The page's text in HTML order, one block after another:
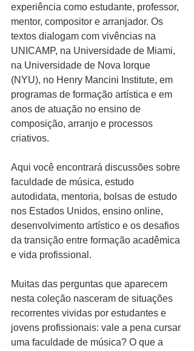
experiência como estudante, professor,
mentor, compositor e arranjador. Os
textos dialogam com vivências na
UNICAMP, na Universidade de Miami,
na Universidade de Nova Iorque
(NYU), no Henry Mancini Institute, em
programas de formação artística e em
anos de atuação no ensino de
composição, arranjo e processos
criativos.
Aqui você encontrará discussões sobre
faculdade de música, estudo
autodidata, mentoria, bolsas de estudo
nos Estados Unidos, ensino online,
desenvolvimento artístico e os desafios
da transição entre formação acadêmica
e vida profissional.
Muitas das perguntas que aparecem
nesta coleção nasceram de situações
recorrentes vividas por estudantes e
jovens profissionais: vale a pena cursar
uma faculdade de música? O que a